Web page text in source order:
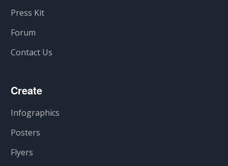
Press Kit
Forum
Contact Us
Create
Infographics
Posters
Flyers